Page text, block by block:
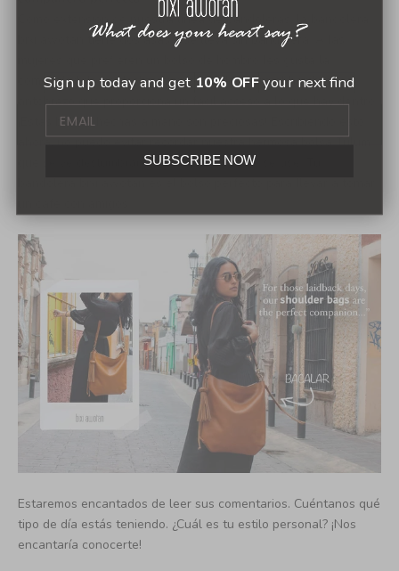
Como extensión de nuestra línea de bandoleras, la bandolera
bixi awotan tiene dos asas y se lleva sin bandolera. A las
comodidad de un deslizamiento rápido sobre el hombro o el
antebrazo que proporciona un fácil acceso a lo que hay dentro.
¡Estas bolsas hechas a mano son preciosas! Escribiendo esto
ahora, no puedo evitar recordar nuestra hermosa bolsa Tulum
que se ve deslumbrante sin importar cómo se use. Tu
Estaremos encantados de leer sus comentarios. Cuéntanos qué
tipo de día estás teniendo. ¿Cuál es tu estilo personal? ¡Nos
encantaría conocerte!
Sign up today and get 10% OFFyour next find
SUBSCRIBE NOW